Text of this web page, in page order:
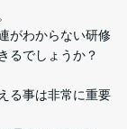
がわからない研修
るでしょうか？
る事は非常に重要